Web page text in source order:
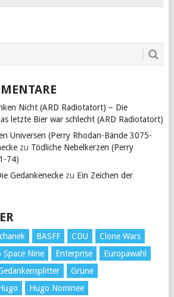
Nicht (ARD Radiotatort) – Die
letzte Bier war schlecht (ARD Radiotatort)
Universen (Perry Rhodan-Bände 3075-
zu Tödliche Nebelkerzen (Perry
74)
Gedankeneckezu Ein Zeichen der
BASFF CDU
Clone Wars
Space Nine Enterprise
Europawahl
Grüne
Hugo Nominee